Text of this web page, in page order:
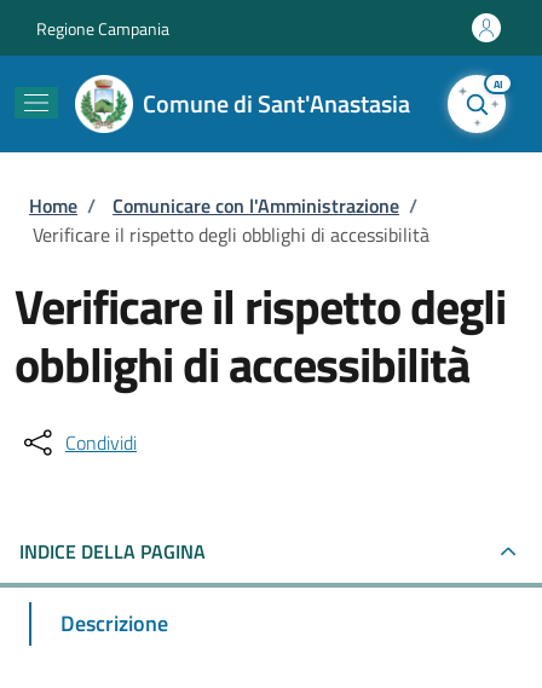
Regione Campania
Comune di Sant'Anastasia
AI
Briciole di pane
Home / Comunicare con l'Amministrazione /
Verificare il rispetto degli obblighi di accessibilità
Verificare il rispetto degli
obblighi di accessibilità
Condividi
INDICE DELLA PAGINA
Descrizione